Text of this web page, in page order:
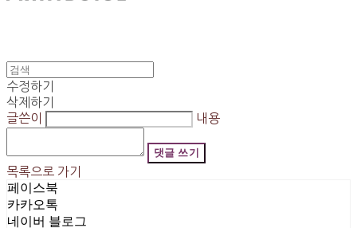
수정하기
삭제하기
글쓴이
내용
댓글 쓰기
목록으로 가기
페이스북
카카오톡
네이버 블로그